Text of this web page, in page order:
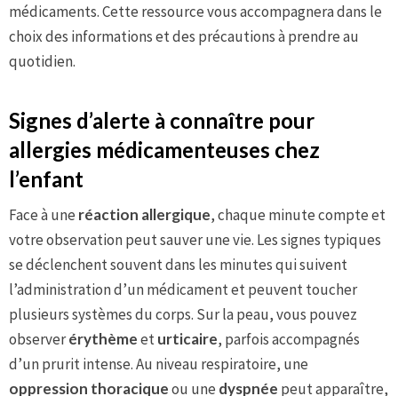
médicaments. Cette ressource vous accompagnera dans le
choix des informations et des précautions à prendre au
quotidien.
Signes d’alerte à connaître pour
allergies médicamenteuses chez
l’enfant
Face à une réaction allergique, chaque minute compte et
votre observation peut sauver une vie. Les signes typiques
se déclenchent souvent dans les minutes qui suivent
l’administration d’un médicament et peuvent toucher
plusieurs systèmes du corps. Sur la peau, vous pouvez
observerérythèmeeturticaire, parfois accompagnés
d’un prurit intense. Au niveau respiratoire, une
oppression thoraciqueou une dyspnée peut apparaître,